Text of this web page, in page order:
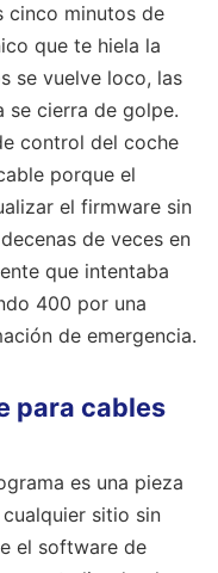
cinco minutos de
que te hiela la
se vuelve loco, las
se cierra de golpe.
control del coche
porque el
el firmware sin
de veces en
que intentaba
400 por una
de emergencia.
para cables
es una pieza
sitio sin
el software de